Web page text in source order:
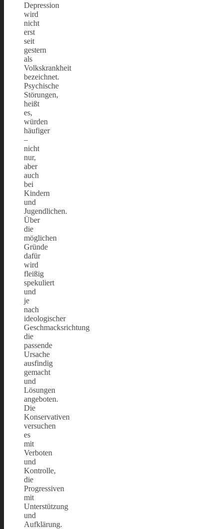
Depression
wird
nicht
erst
seit
gestern
als
Volkskrankheit
bezeichnet.
Psychische
Störungen,
heißt
es,
würden
häufiger
–
nicht
nur,
aber
auch
bei
Kindern
und
Jugendlichen.
Über
die
möglichen
Gründe
dafür
wird
fleißig
spekuliert
und
je
nach
ideologischer
Geschmacksrichtung
die
passende
Ursache
ausfindig
gemacht
und
Lösungen
angeboten.
Die
Konservativen
versuchen
es
mit
Verboten
und
Kontrolle,
die
Progressiven
mit
Unterstützung
und
Aufklärung.